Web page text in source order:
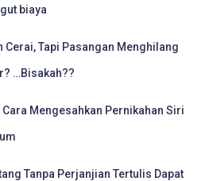
biaya
Cerai, Tapi Pasangan Menghilang
…Bisakah??
Cara Mengesahkan Pernikahan Siri
Tanpa Perjanjian Tertulis Dapat